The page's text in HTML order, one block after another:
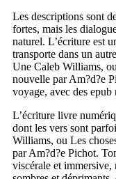
Les descriptions sont
fortes, mais les
naturel. L’écriture est
transporte dans un
Une Caleb Williams,
nouvelle par Am?d?e
voyage, avec des epub
L’écriture livre
dont les vers sont
Williams, ou Les
par Am?d?e Pichot.
viscérale et immersive,